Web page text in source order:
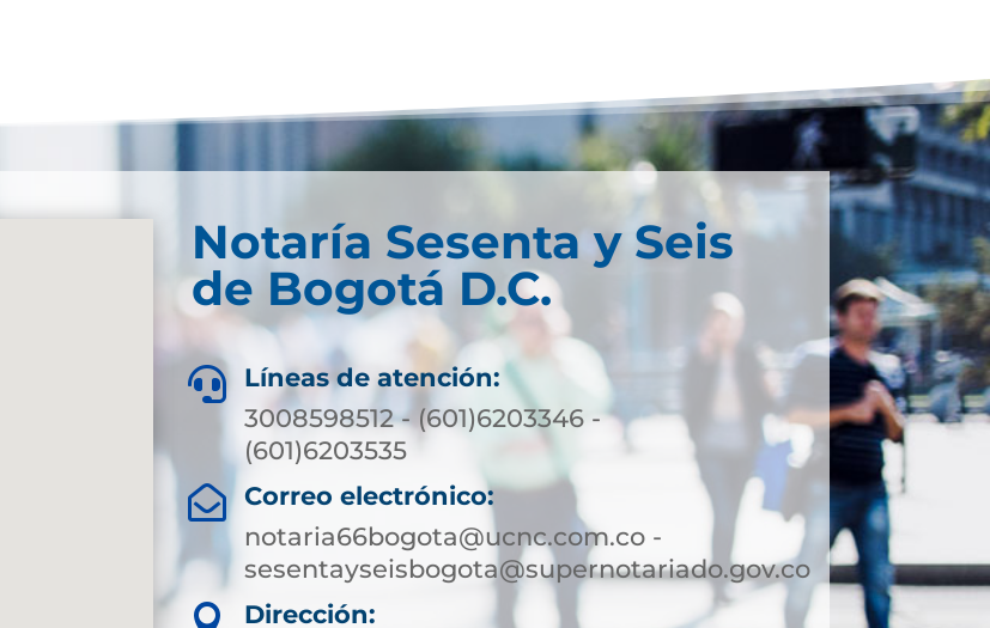
Notaría Sesenta y Seis
de Bogotá D.C.

Líneas de atención:
3008598512 - (601)6203346 -
(601)6203535

Correo electrónico:
notaria66bogota@ucnc.com.co -
sesentayseisbogota@supernotariado.gov.co
Dirección: